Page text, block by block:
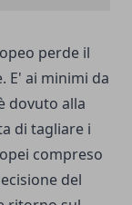
perde il
E' ai minimi da
dovuto alla
di tagliare i
compreso
del